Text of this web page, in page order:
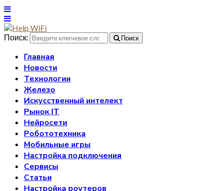
Поиск: Поиск
Главная
Новости
Технологии
Железо
Искусственный интелект
Рынок IT
Нейросети
Робототехника
Мобильные игры
Настройка подключения
Сервисы
Статьи
Настройка роутеров